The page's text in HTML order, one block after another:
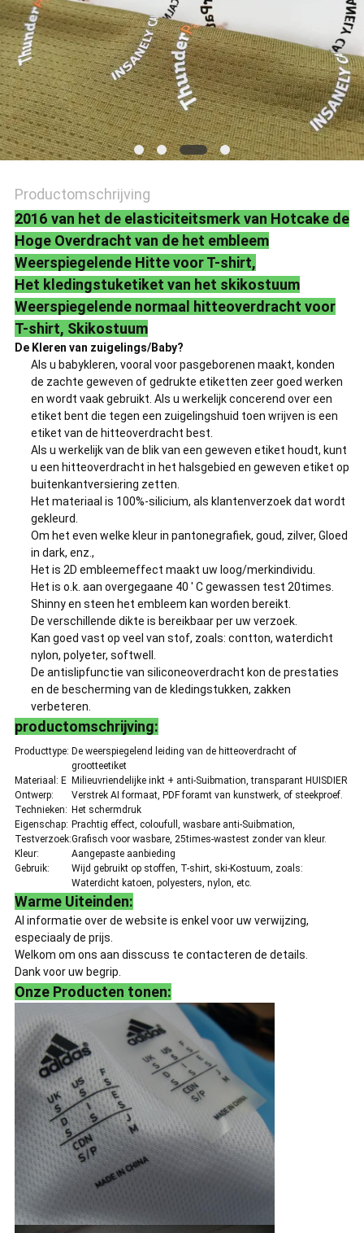
Productomschrijving
2016 van het de elasticiteitsmerk van Hotcake de
Hoge Overdracht van de het embleem
Weerspiegelende Hitte voor T-shirt,
Het kledingstuketiket van het skikostuum
Weerspiegelende normaal hitteoverdracht voor
T-shirt, Skikostuum
De Kleren van zuigelings/Baby?
Als u babykleren, vooral voor pasgeborenen maakt, konden
de zachte geweven of gedrukte etiketten zeer goed werken
en wordt vaak gebruikt. Als u werkelijk concerend over een
etiket bent die tegen een zuigelingshuid toen wrijven is een
etiket van de hitteoverdracht best.
Als u werkelijk van de blik van een geweven etiket houdt, kunt
u een hitteoverdracht in het halsgebied en geweven etiket op
buitenkantversiering zetten.
Het materiaal is 100%-silicium, als klantenverzoek dat wordt
gekleurd.
Om het even welke kleur in pantonegrafiek, goud, zilver, Gloed
in dark, enz.,
Het is 2D embleemeffect maakt uw loog/merkindividu.
Het is o.k. aan overgegaane 40 ' C gewassen test 20times.
Shinny en steen het embleem kan worden bereikt.
De verschillende dikte is bereikbaar per uw verzoek.
Kan goed vast op veel van stof, zoals: contton, waterdicht
nylon, polyeter, softwell.
De antislipfunctie van siliconeoverdracht kon de prestaties
en de bescherming van de kledingstukken, zakken
verbeteren.
productomschrijving:
Producttype: De weerspiegelend leiding van de hitteoverdracht of
grootteetiket
Materiaal: E Milieuvriendelijke inkt + anti-Suibmation, transparant HUISDIER
Ontwerp:
Verstrek AI formaat, PDF foramt van kunstwerk, of steekproef.
Technieken: Het schermdruk
Eigenschap: Prachtig effect, coloufull, wasbare anti-Suibmation,
Testverzoek:Grafisch voor wasbare, 25times-wastest zonder van kleur.
Kleur:
Aangepaste aanbieding
Gebruik:
Wijd gebruikt op stoffen, T-shirt, ski-Kostuum, zoals:
Waterdicht katoen, polyesters, nylon, etc.
Warme Uiteinden:
Al informatie over de website is enkel voor uw verwijzing,
especiaaly de prijs.
Welkom om ons aan disscuss te contacteren de details.
Dank voor uw begrip.
Onze Producten tonen: